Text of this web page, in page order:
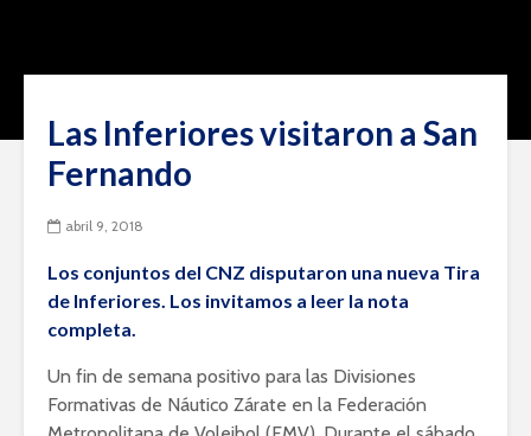
Las Inferiores visitaron a San
Fernando
abril 9, 2018
Los conjuntos del CNZ disputaron una nueva Tira
de Inferiores. Los invitamos a leer la nota
completa.
Un fin de semana positivo para las Divisiones
Formativas de Náutico Zárate en la Federación